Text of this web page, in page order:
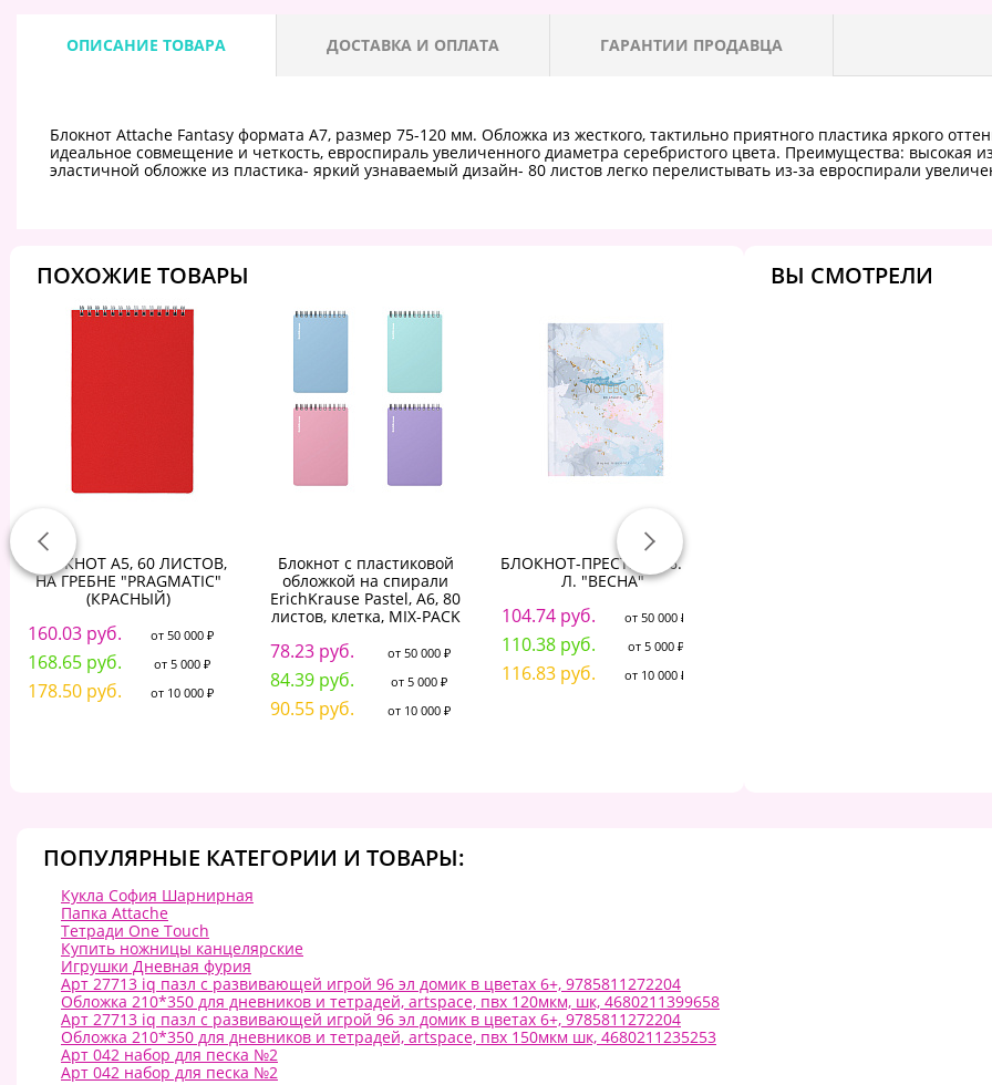
ОПИСАНИЕ ТОВАРА ДОСТАВКА И ОПЛАТА ГАРАНТИИ ПРОДАВЦА
Блокнот Attache Fantasy формата А7, размер 75-120 мм. Обложка из жесткого, тактильно приятного пластика яркого
идеальное совмещение и четкость, евроспираль увеличенного диаметра серебристого цвета. Преимущества: высокая
эластичной обложке из пластика- яркий узнаваемый дизайн- 80 листов легко перелистывать из-за евроспирали
ПОХОЖИЕ ТОВАРЫ
БЛОКНОТ А5, 60 ЛИСТОВ,
НА ГРЕБНЕ "PRAGMATIC"
(КРАСНЫЙ)
160.03 руб. от 50 000 ₽
168.65 руб. от 5 000 ₽
178.50 руб. от 10 000 ₽
Блокнот с пластиковой
обложкой на спирали
ErichKrause Pastel, А6, 80
листов, клетка, MIX-PACK
78.23 руб. от 50 000 ₽
84.39 руб. от 5 000 ₽
90.55 руб. от 10 000 ₽
БЛОКНОТ-ПРЕСТИЖ А6. 80
Л. "ВЕСНА"
104.74 руб. от 50 000 ₽
110.38 руб. от 5 000 ₽
116.83 руб. от 10 000 ₽
ВЫ СМОТРЕЛИ
ПОПУЛЯРНЫЕ КАТЕГОРИИ И ТОВАРЫ:
Кукла София Шарнирная
Папка Attache
Тетради One Touch
Купить ножницы канцелярские
Игрушки Дневная фурия
Арт 27713 iq пазл с развивающей игрой 96 эл домик в цветах 6+, 9785811272204
Обложка 210*350 для дневников и тетрадей, artspace, пвх 120мкм, шк, 4680211399658
Арт 27713 iq пазл с развивающей игрой 96 эл домик в цветах 6+, 9785811272204
Обложка 210*350 для дневников и тетрадей, artspace, пвх 150мкм шк, 4680211235253
Арт 042 набор для песка №2
Арт 042 набор для песка №2